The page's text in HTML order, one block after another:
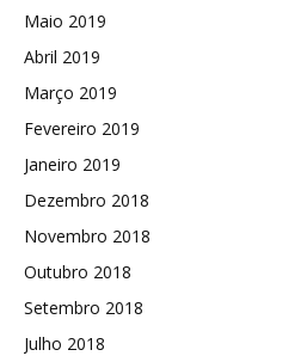
Maio 2019
Abril 2019
Março 2019
Fevereiro 2019
Janeiro 2019
Dezembro 2018
Novembro 2018
Outubro 2018
Setembro 2018
Julho 2018